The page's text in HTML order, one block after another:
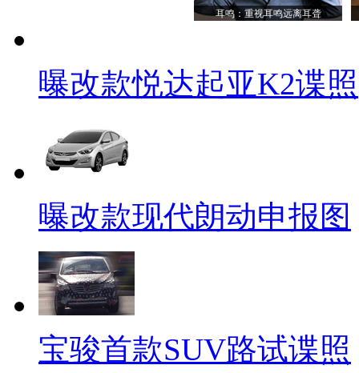
耳鸣：重视耳鸣远离耳聋
曝改款悦达起亚K2谍照
曝改款现代朗动申报图
宝骏首款SUV路试谍照